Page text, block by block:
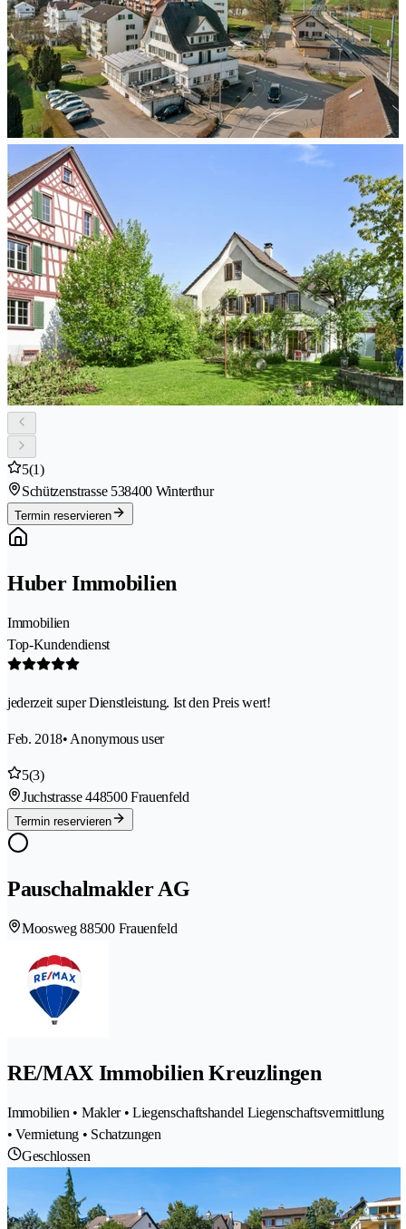
5(1)
Schützenstrasse 538400 Winterthur
Termin reservieren
Huber Immobilien
Immobilien
Top-Kundendienst
jederzeit super Dienstleistung. Ist den Preis wert!
Feb. 2018• Anonymous user
5(3)
Juchstrasse 448500 Frauenfeld
Termin reservieren
Pauschalmakler AG
Moosweg 88500 Frauenfeld
RE/MAX Immobilien Kreuzlingen
Immobilien • Makler • Liegenschaftshandel Liegenschaftsvermittlung
• Vermietung • Schatzungen
Geschlossen